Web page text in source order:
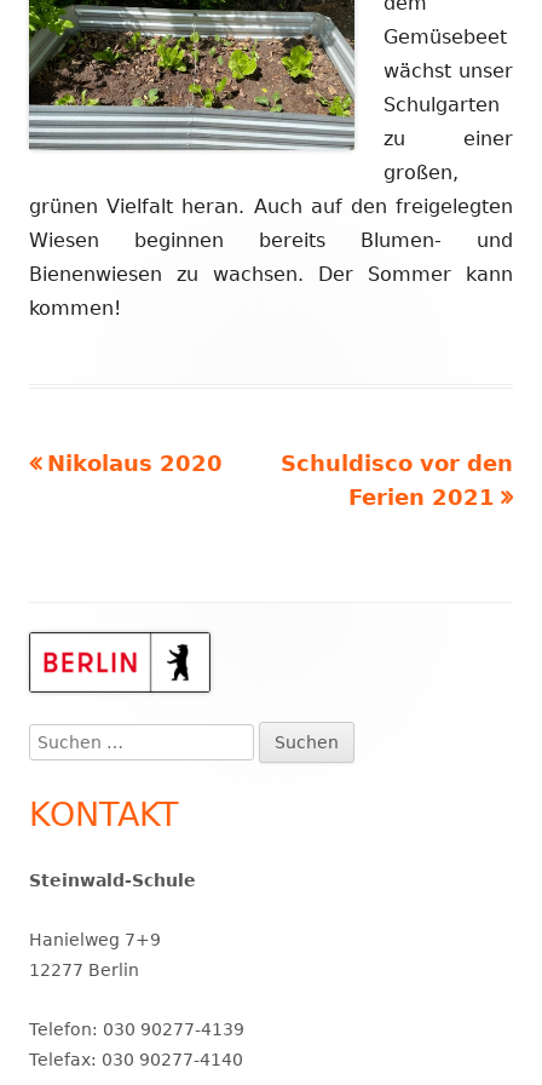
Gemüsebeet
wächst unser
Schulgarten
zu einer
großen,
grünen Vielfalt heran. Auch auf den freigelegten
Wiesen beginnen bereits Blumen- und
Bienenwiesen zu wachsen. Der Sommer kann
kommen!
Beitragsnavigation
Vorheriger
Nikolaus 2020
Nächster
Beitrag:
Schuldisco vor den
Ferien 2021
Haupt-
Suchen
nach:
KONTAKT
Steinwald-Schule
Hanielweg 7+9
12277 Berlin
Telefon: 030 90277-4139
Telefax: 030 90277-4140